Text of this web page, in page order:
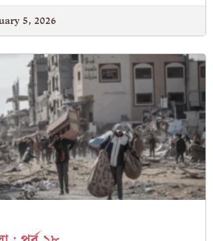
5, 2026